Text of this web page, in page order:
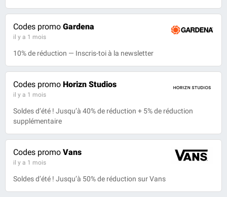
Codes promo Gardena
il y a 1 mois
10% de réduction — Inscris-toi à la newsletter
Codes promo Horizn Studios
il y a 1 mois
Soldes d’été ! Jusqu’à 40% de réduction + 5% de réduction
supplémentaire
Codes promo Vans
il y a 1 mois
Soldes d’été ! Jusqu’à 50% de réduction sur Vans